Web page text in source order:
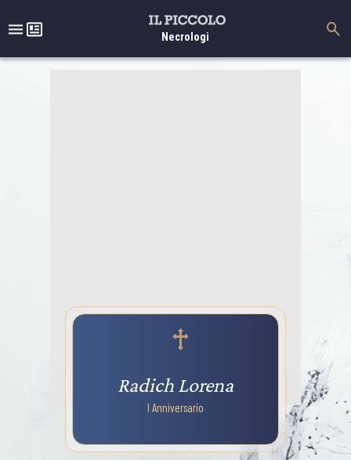
Necrologi
Radich Lorena
I Anniversario